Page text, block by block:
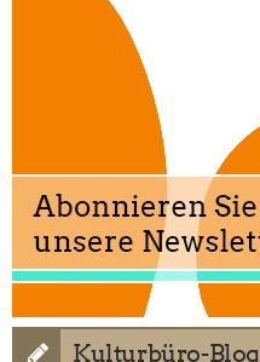
Kulturbüro-Blog